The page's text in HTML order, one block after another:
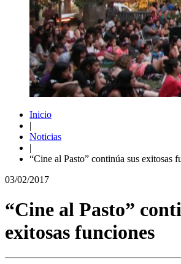
Inicio
|
Noticias
|
“Cine al Pasto” continúa sus exitosas
03/02/2017
“Cine al Pasto”
exitosas funciones